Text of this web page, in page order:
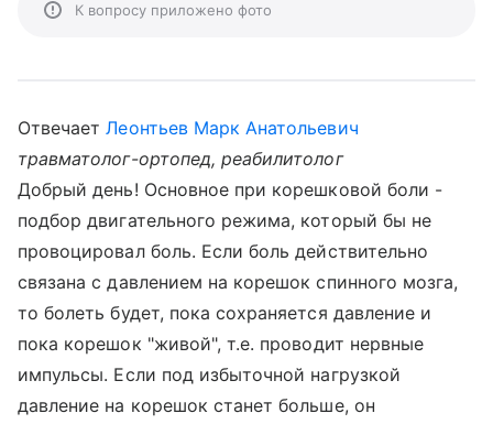
К вопросу приложено фото
ОтвечаетЛеонтьев Марк Анатольевич
травматолог-ортопед, реабилитолог
Добрый день! Основное при корешковой боли -
подбор двигательного режима, который бы не
провоцировал боль. Если боль действительно
связана с давлением на корешок спинного мозга,
то болеть будет, пока сохраняется давление и
пока корешок "живой", т.е. проводит нервные
импульсы. Если под избыточной нагрузкой
давление на корешок станет больше, он